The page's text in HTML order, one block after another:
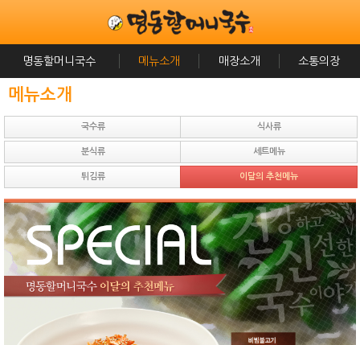
명동할머니국수 메뉴소개 매장소개 소통의장
메뉴소개
국수류 식사류
분식류 세트메뉴
튀김류 이달의 추천메뉴